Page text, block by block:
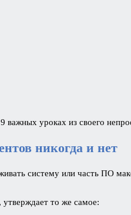
уроках из своего
никогда и нет
систему или часть ПО
то же самое: